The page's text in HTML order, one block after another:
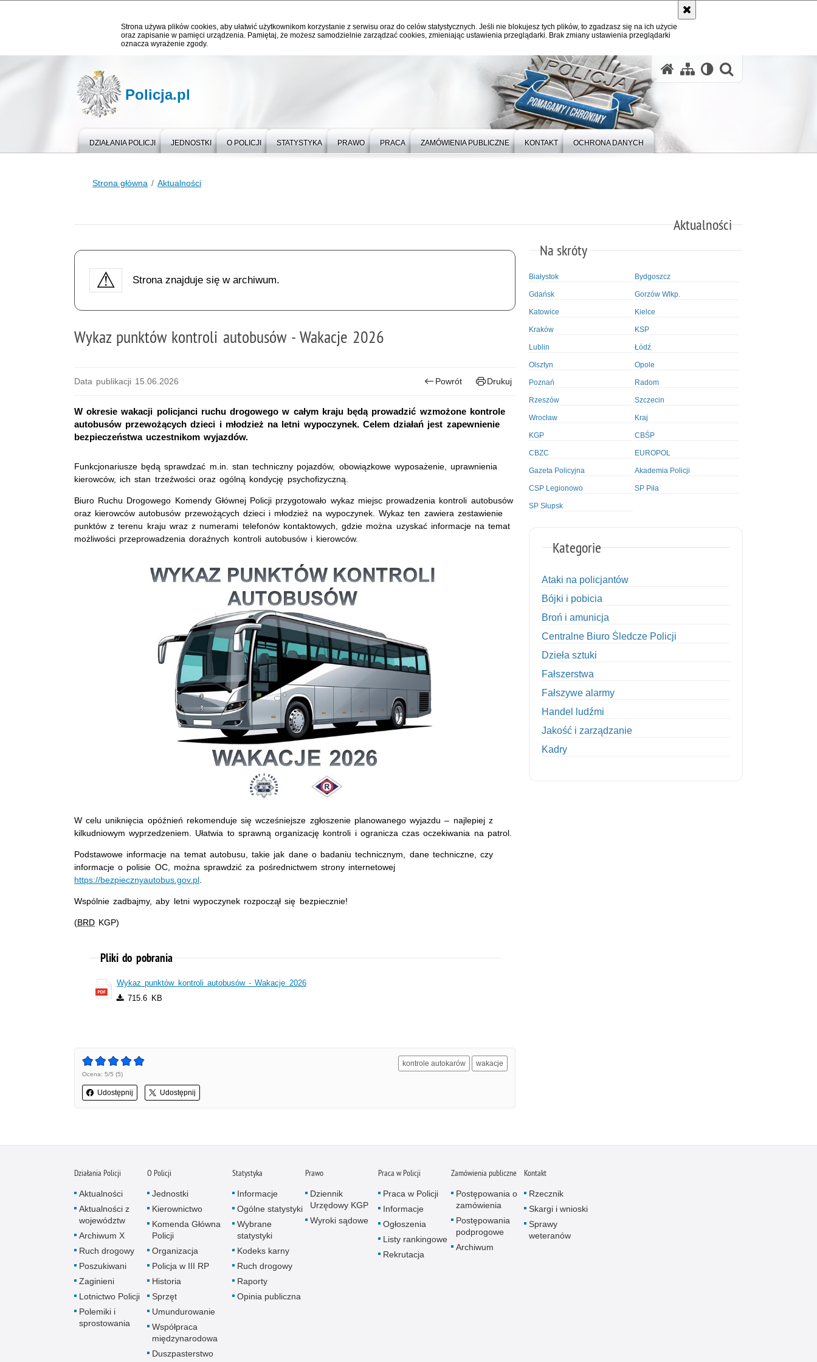
Strona używa plików cookies, aby ułatwić użytkownikom korzystanie z serwisu oraz do celów statystycznych. Jeśli nie blokujesz tych plików, to zgadzasz się na ich użycie
oraz zapisanie w pamięci urządzenia. Pamiętaj, że możesz samodzielnie zarządzać cookies, zmieniając ustawienia przeglądarki. Brak zmiany ustawienia przeglądarki
oznacza wyrażenie zgody.
Policja.pl
DZIAŁANIA POLICJI JEDNOSTKI O POLICJI STATYSTYKA PRAWO PRACA ZAMÓWIENIA PUBLICZNE KONTAKT OCHRONA DANYCH
Strona główna Aktualności
Aktualności
Strona znajduje się w archiwum.
Wykaz punktów kontroli autobusów - Wakacje 2026
Data publikacji 15.06.2026 Powrót Drukuj
W okresie wakacji policjanci ruchu drogowego w całym kraju będą prowadzić wzmożone kontrole
autobusów przewożących dzieci i młodzież na letni wypoczynek. Celem działań jest zapewnienie
bezpieczeństwa uczestnikom wyjazdów.
Funkcjonariusze będą sprawdzać m.in. stan techniczny pojazdów, obowiązkowe wyposażenie, uprawnienia
kierowców, ich stan trzeźwości oraz ogólną kondycję psychofizyczną.
Biuro Ruchu Drogowego Komendy Głównej Policji przygotowało wykaz miejsc prowadzenia kontroli autobusów
oraz kierowców autobusów przewożących dzieci i młodzież na wypoczynek. Wykaz ten zawiera zestawienie
punktów z terenu kraju wraz z numerami telefonów kontaktowych, gdzie można uzyskać informacje na temat
możliwości przeprowadzenia doraźnych kontroli autobusów i kierowców.
W celu uniknięcia opóźnień rekomenduje się wcześniejsze zgłoszenie planowanego wyjazdu – najlepiej z
kilkudniowym wyprzedzeniem. Ułatwia to sprawną organizację kontroli i ogranicza czas oczekiwania na patrol.
Podstawowe informacje na temat autobusu, takie jak dane o badaniu technicznym, dane techniczne, czy
informacje o polisie OC, można sprawdzić za pośrednictwem strony internetowej
https://bezpiecznyautobus.gov.pl
Wspólnie zadbajmy, aby letni wypoczynek rozpoczął się bezpiecznie!
(BRD KGP)
Pliki do pobrania
Wykaz punktów kontroli autobusów - Wakacje 2026
715.6 KB
Ocena: 5/5 (5)
Udostępnij Udostępnij
kontrole autokarów wakacje
Na skróty
Białystok Bydgoszcz
Gdańsk Gorzów Wlkp.
Katowice Kielce
Kraków KSP
Lublin Łódź
Olsztyn Opole
Poznań Radom
Rzeszów Szczecin
Wrocław Kraj
KGP CBŚP
CBZC EUROPOL
Gazeta Policyjna Akademia Policji
CSP Legionowo SP Piła
SP Słupsk
Kategorie
Ataki na policjantów
Bójki i pobicia
Broń i amunicja
Centralne Biuro Śledcze Policji
Dzieła sztuki
Fałszerstwa
Fałszywe alarmy
Handel ludźmi
Jakość i zarządzanie
Kadry
Pogryzienia przez psy
Polemiki i sprostowania
Działania Policji
Aktualności
Aktualności z
województw
Archiwum X
Ruch drogowy
Poszukiwani
Zaginieni
Lotnictwo Policji
Polemiki i
sprostowania
O Policji
Jednostki
Kierownictwo
Komenda Główna
Policji
Organizacja
Policja w III RP
Historia
Sprzęt
Umundurowanie
Współpraca
międzynarodowa
Duszpasterstwo
Statystyka
Informacje
Ogólne statystyki
Wybrane
statystyki
Kodeks karny
Ruch drogowy
Raporty
Opinia publiczna
Prawo
Dziennik
Urzędowy KGP
Wyroki sądowe
Praca w Policji
Praca w Policji
Informacje
Ogłoszenia
Listy rankingowe
Rekrutacja
Zamówienia publiczne
Postępowania o
zamówienia
Postępowania
podprogowe
Archiwum
Kontakt
Rzecznik
Skargi i wnioski
Sprawy
weteranów